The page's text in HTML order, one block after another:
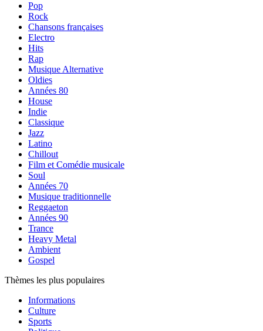
Pop
Rock
Chansons françaises
Electro
Hits
Rap
Musique Alternative
Oldies
Années 80
House
Indie
Classique
Jazz
Latino
Chillout
Film et Comédie musicale
Soul
Années 70
Musique traditionnelle
Reggaeton
Années 90
Trance
Heavy Metal
Ambient
Gospel
Thèmes les plus populaires
Informations
Culture
Sports